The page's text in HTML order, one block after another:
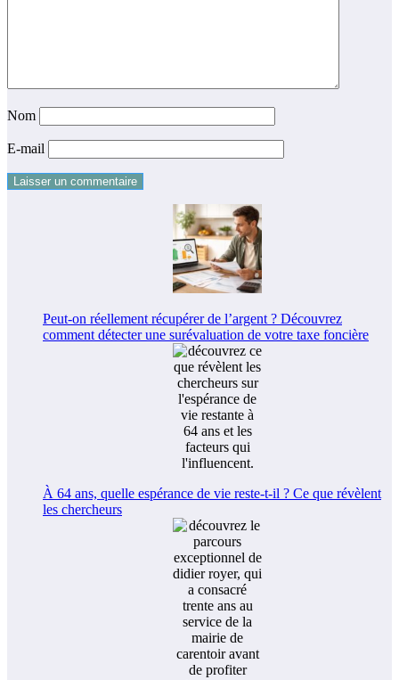
Nom
E-mail
Peut-on réellement récupérer de l’argent ? Découvrez
comment détecter une surévaluation de votre taxe foncière
À 64 ans, quelle espérance de vie reste-t-il ? Ce que révèlent
les chercheurs